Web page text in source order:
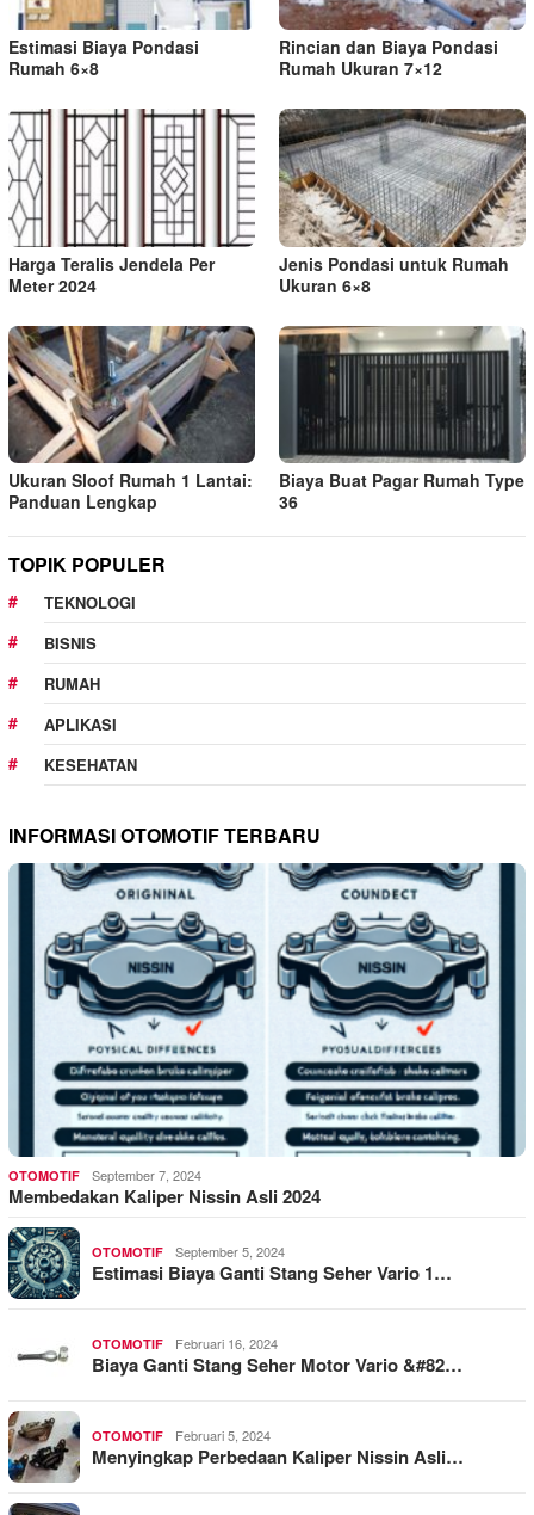
Estimasi Biaya Pondasi
Rumah 6×8
Rincian dan Biaya Pondasi
Rumah Ukuran 7×12
Harga Teralis Jendela Per
Meter 2024
Jenis Pondasi untuk Rumah
Ukuran 6×8
Ukuran Sloof Rumah 1 Lantai:
Panduan Lengkap
Biaya Buat Pagar Rumah Type
36
TOPIK POPULER
TEKNOLOGI
BISNIS
RUMAH
APLIKASI
KESEHATAN
INFORMASI OTOMOTIF TERBARU
OTOMOTIF September 7, 2024
Membedakan Kaliper Nissin Asli 2024
OTOMOTIF September 5, 2024
Estimasi Biaya Ganti Stang Seher Vario 1…
OTOMOTIF Februari 16, 2024
Biaya Ganti Stang Seher Motor Vario &#82…
OTOMOTIF Februari 5, 2024
Menyingkap Perbedaan Kaliper Nissin Asli…